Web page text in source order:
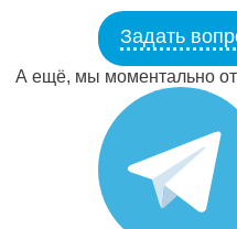
Задать
А ещё, мы моментально